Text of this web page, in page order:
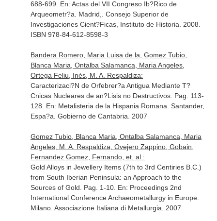
688-699. En: Actas del VII Congreso Ib?Rico de
Arqueometr?a . Madrid,. Consejo Superior de
Investigaciones Cient?Ficas, Instituto de Historia. 2008.
ISBN 978-84-612-8598-3
Bandera Romero, Maria Luisa de la, Gomez Tubio,
Blanca Maria, Ontalba Salamanca, Maria Angeles,
Ortega Feliu, Inés, M. A. Respaldiza:
Caracterizaci?N de Orfebrer?a Antigua Mediante T?
Cnicas Nucleares de an?Lisis no Destructivos. Pag. 113-
128. En: Metalisteria de la Hispania Romana . Santander,
Espa?a. Gobierno de Cantabria. 2007
Gomez Tubio, Blanca Maria, Ontalba Salamanca, Maria
Angeles, M. A. Respaldiza, Ovejero Zappino, Gobain,
Fernandez Gomez, Fernando, et. al.:
Gold Alloys in Jewellery Items (7th to 3rd Centiries B.C.)
from South Iberian Peninsula: an Approach to the
Sources of Gold. Pag. 1-10. En: Proceedings 2nd
International Conference Archaeometallurgy in Europe.
Milano. Associazione Italiana di Metallurgia. 2007